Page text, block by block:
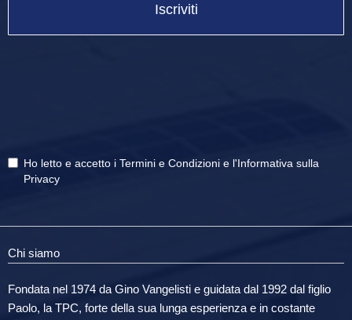
Iscriviti
Ho letto e accetto i Termini e Condizioni e l'Informativa sulla
Privacy
Chi siamo
Fondata nel 1974 da Gino Vangelisti e guidata dal 1992 dal figlio
Paolo, la TPC, forte della sua lunga esperienza e in costante